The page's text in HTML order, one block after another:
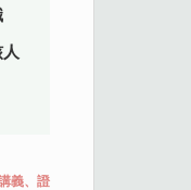
義、證